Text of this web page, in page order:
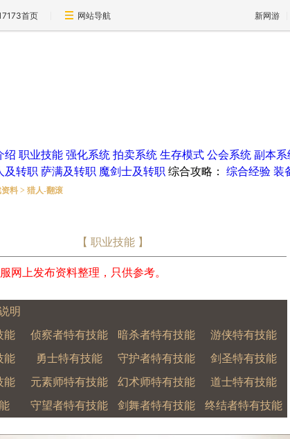
首页 网站导航 新网游
绍 职业技能 强化系统 拍卖系统 生存模式 公会系统 副本系
及转职 萨满及转职 魔剑士及转职 综合攻略： 综合经验 装
料 > 猎人-翻滚
【 职业技能 】
网上发布资料整理，只供参考。
明
能
侦察者特有技能 暗杀者特有技能
游侠特有技能
能
勇士特有技能 守护者特有技能
剑圣特有技能
能
元素师特有技能 幻术师特有技能
道士特有技能
守望者特有技能 剑舞者特有技能 终结者特有技能